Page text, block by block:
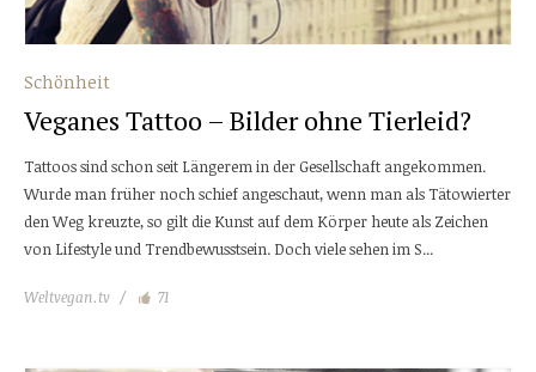
Schönheit
Veganes Tattoo – Bilder ohne Tierleid?
Tattoos sind schon seit Längerem in der Gesellschaft angekommen.
Wurde man früher noch schief angeschaut, wenn man als Tätowierter
den Weg kreuzte, so gilt die Kunst auf dem Körper heute als Zeichen
von Lifestyle und Trendbewusstsein. Doch viele sehen im S...
Weltvegan.tv 71